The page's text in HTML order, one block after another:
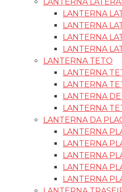
LANTERNA
LANTERNA
LANTERNA
LANTERNA
LANTERNA TETO
LANTERNA
LANTERNA
LANTERNA
LANTERNA
LANTERNA DA
LANTERNA
LANTERNA
LANTERNA
LANTERNA
LANTERNA